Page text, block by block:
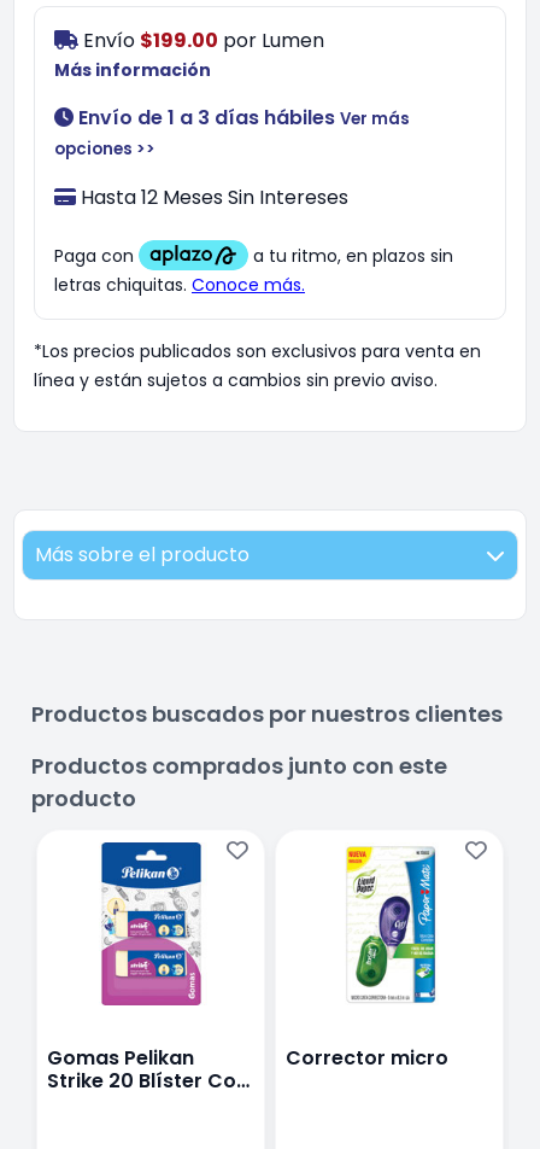
Envío $199.00 por Lumen
Más información
Envío de 1 a 3 días hábiles Ver más
opciones >>
Hasta 12 Meses Sin Intereses
*Los precios publicados son exclusivos para venta en
línea y están sujetos a cambios sin previo aviso.
Más sobre el producto
Productos buscados por nuestros clientes
Productos comprados junto con este
producto
Gomas Pelikan
Strike 20 Blíster Con
Corrector micro